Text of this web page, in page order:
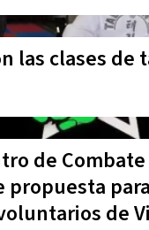
las clases de
de
de